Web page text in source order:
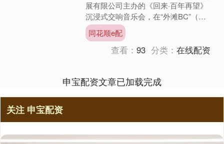
展有限公司主办的《回来·百年再望》
沉浸式交响音乐会，在“外滩BC”（老
市府大楼）镜面广场举行。本次音乐会
以“回来”为主题，邀....
同花顺e配
查看：93 分类：在线配资
申宝配资文章已加载完成
关注 申宝配资